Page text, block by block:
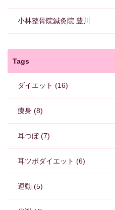
小林整骨院鍼灸院 豊川
Tags
ダイエット (16)
痩身 (8)
耳つぼ (7)
耳ツボダイエット (6)
運動 (5)